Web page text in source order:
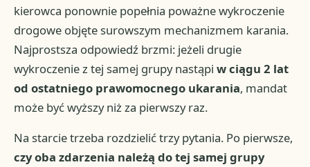
kierowca ponownie popełnia poważne wykroczenie
drogowe objęte surowszym mechanizmem karania.
Najprostsza odpowiedź brzmi: jeżeli drugie
wykroczenie z tej samej grupy nastąpiw ciągu 2 lat
od ostatniego prawomocnego ukarania, mandat
może być wyższy niż za pierwszy raz.
Na starcie trzeba rozdzielić trzy pytania. Po pierwsze,
czy oba zdarzenia należą do tej samej grupy